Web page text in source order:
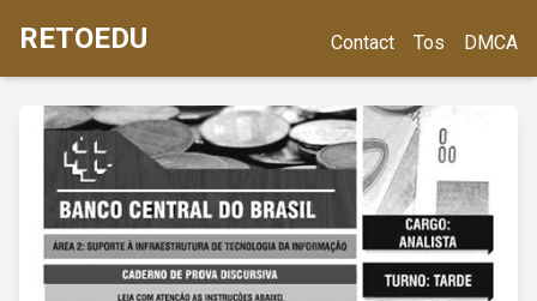
RETOEDU Contact Tos DMCA